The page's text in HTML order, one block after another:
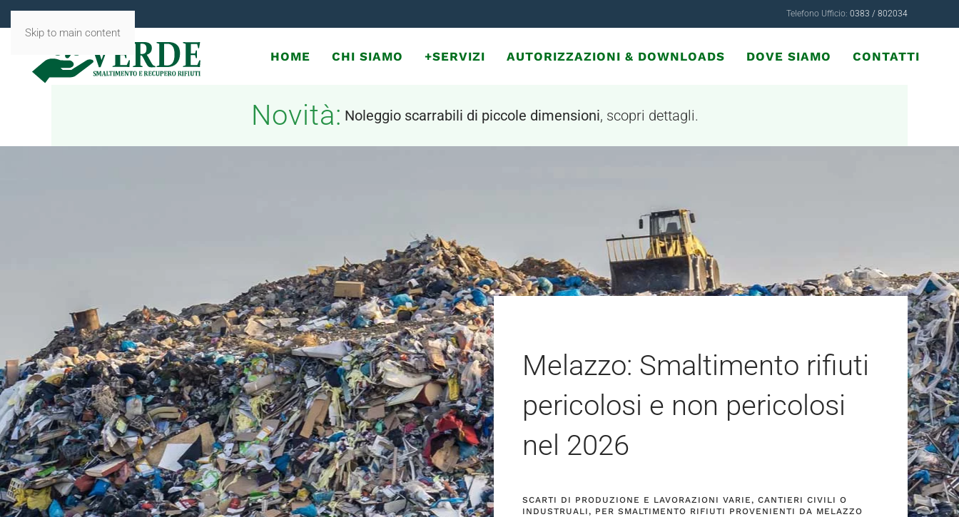
Skip to main content
Telefono Ufficio: 0383 / 802034
HOME CHI SIAMO +SERVIZI AUTORIZZAZIONI & DOWNLOADS DOVE SIAMO CONTATTI
Novità: Noleggio scarrabili di piccole dimensioni, scopri dettagli.
Melazzo: Smaltimento rifiuti
pericolosi e non pericolosi
nel 2026
SCARTI DI PRODUZIONE E LAVORAZIONI VARIE, CANTIERI CIVILI O
INDUSTRUALI, PER SMALTIMENTO RIFIUTI PROVENIENTI DA MELAZZO